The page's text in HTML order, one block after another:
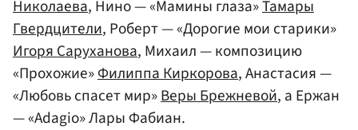
Николаева, Нино — «Мамины глаза»Тамары
Гвердцители, Роберт — «Дорогие мои старики»
Игоря Саруханова, Михаил — композицию
«Прохожие»Филиппа Киркорова, Анастасия —
«Любовь спасет мир»Веры Брежневой, а Ержан
— «Adagio» Лары Фабиан.